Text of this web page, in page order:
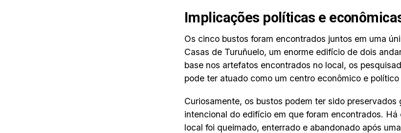
Implicações políticas e
Os cinco bustos foram encontrados juntos em uma
Casas de Turuñuelo, um enorme edifício de dois
base nos artefatos encontrados no local, os
pode ter atuado como um centro econômico e político
Curiosamente, os bustos podem ter sido
intencional do edifício em que foram encontrados.
local foi queimado, enterrado e abandonado após